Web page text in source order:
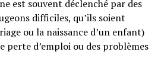
est souvent déclenché par des
difficiles, qu’ils soient
ou la naissance d’un enfant)
perte d’emploi ou des problèmes